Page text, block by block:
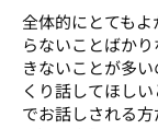
全体的にとても
らないことばか
きないことが多
くり話してほし
でお話しされる